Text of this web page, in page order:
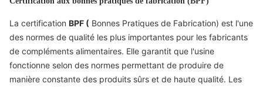
La certification BPF ( Bonnes Pratiques de Fabrication) est l'une
des normes de qualité les plus importantes pour les fabricants
de compléments alimentaires. Elle garantit que l'usine
fonctionne selon des normes permettant de produire de
manière constante des produits sûrs et de haute qualité. Les